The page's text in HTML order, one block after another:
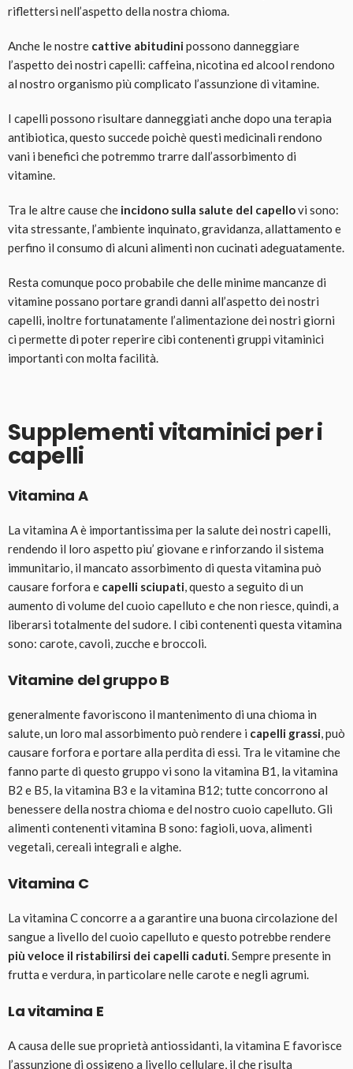
riflettersi nell’aspetto della nostra chioma.
Anche le nostre cattive abitudinipossono danneggiare
l’aspetto dei nostri capelli: caffeina, nicotina ed alcool rendono
al nostro organismo più complicato l’assunzione di vitamine.
I capelli possono risultare danneggiati anche dopo una terapia
antibiotica, questo succede poichè questi medicinali rendono
vani i benefici che potremmo trarre dall’assorbimento di
vitamine.
Tra le altre cause che incidono sulla salute del capellovi sono:
vita stressante, l’ambiente inquinato, gravidanza, allattamento e
perfino il consumo di alcuni alimenti non cucinati adeguatamente.
Resta comunque poco probabile che delle minime mancanze di
vitamine possano portare grandi danni all’aspetto dei nostri
capelli, inoltre fortunatamente l’alimentazione dei nostri giorni
ci permette di poter reperire cibi contenenti gruppi vitaminici
importanti con molta facilità.
Supplementi vitaminici per i
capelli
Vitamina A
La vitamina A è importantissima per la salute dei nostri capelli,
rendendo il loro aspetto piu’ giovane e rinforzando il sistema
immunitario, il mancato assorbimento di questa vitamina può
causare forfora e capelli sciupati, questo a seguito di un
aumento di volume del cuoio capelluto e che non riesce, quindi, a
liberarsi totalmente del sudore. I cibi contenenti questa vitamina
sono: carote, cavoli, zucche e broccoli.
Vitamine del gruppo B
generalmente favoriscono il mantenimento di una chioma in
salute, un loro mal assorbimento può rendere i capelli grassi, può
causare forfora e portare alla perdita di essi. Tra le vitamine che
fanno parte di questo gruppo vi sono la vitamina B1, la vitamina
B2 e B5, la vitamina B3 e la vitamina B12; tutte concorrono al
benessere della nostra chioma e del nostro cuoio capelluto. Gli
alimenti contenenti vitamina B sono: fagioli, uova, alimenti
vegetali, cereali integrali e alghe.
Vitamina C
La vitamina C concorre a a garantire una buona circolazione del
sangue a livello del cuoio capelluto e questo potrebbe rendere
più veloce il ristabilirsi dei capelli caduti. Sempre presente in
frutta e verdura, in particolare nelle carote e negli agrumi.
La vitamina E
A causa delle sue proprietà antiossidanti, la vitamina E favorisce
l’assunzione di ossigeno a livello cellulare, il che risulta